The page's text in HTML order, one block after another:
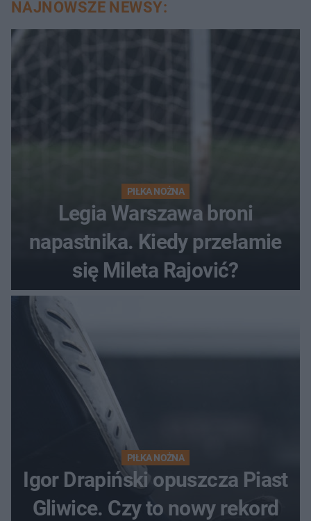
NAJNOWSZE NEWSY:
PIŁKA NOŻNA
Legia Warszawa broni
napastnika. Kiedy przełamie
się Mileta Rajović?
PIŁKA NOŻNA
Igor Drapiński opuszcza Piast
Gliwice. Czy to nowy rekord